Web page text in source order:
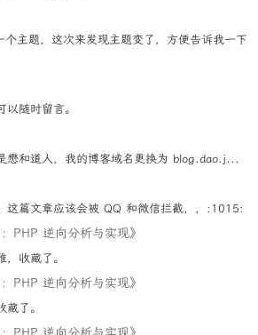
个主题，这次来发现主题变了，方便告诉我一下
以随时留言。
懋和道人，我的博客域名更换为 blog.dao.j...
这篇文章应该会被 QQ 和微信拦截，，:1015:
PHP 逆向分析与实现》
，收藏了。
PHP 逆向分析与实现》
了。